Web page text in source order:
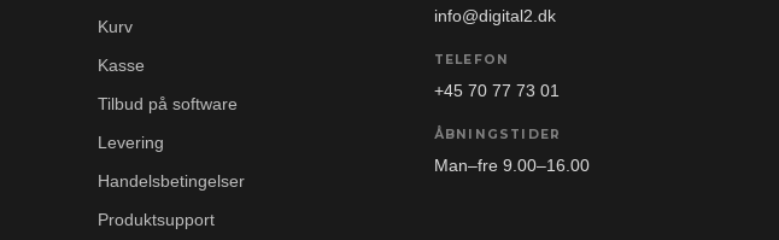
Kurv
Kasse
Tilbud på software
Levering
Handelsbetingelser
Produktsupport
info@digital2.dk
TELEFON
+45 70 77 73 01
ÅBNINGSTIDER
Man–fre 9.00–16.00